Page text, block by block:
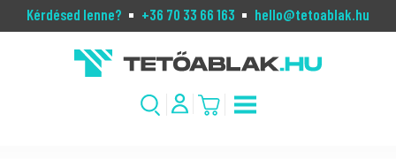
Kérdésed lenne? +36 70 33 66 163 hello@tetoablak.hu